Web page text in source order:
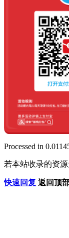
Processed in
若本站收录的资
快速回复 返回顶